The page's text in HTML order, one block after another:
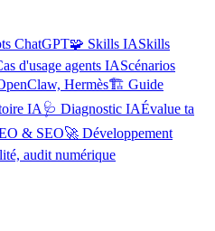
ChatGPT🧩 Skills IASkills
d'usage agents IAScénarios
Hermès🏗️ Guide
IA 🩺 Diagnostic IAÉvalue ta
& SEO🚀 Développement
audit numérique